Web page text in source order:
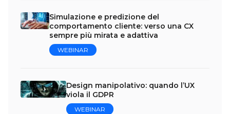
Simulazione e predizione del
comportamento cliente: verso una CX
sempre più mirata e adattiva
WEBINAR
Design manipolativo: quando l’UX
viola il GDPR
WEBINAR